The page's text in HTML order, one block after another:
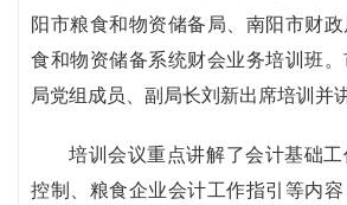
阳市粮食和物资储备局、南阳市财
食和物资储备系统财会业务培训班
局党组成员、副局长刘新出席培训并
培训会议重点讲解了会计基础
控制、粮食企业会计工作指引等内